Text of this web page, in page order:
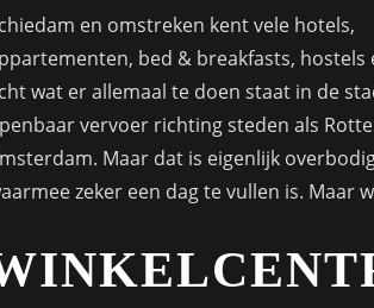
en omstreken kent vele hotels,
bed & breakfasts,
wat er allemaal te doen staat in de
vervoer richting steden als
Maar dat is eigenlijk
zeker een dag te vullen is. Maar